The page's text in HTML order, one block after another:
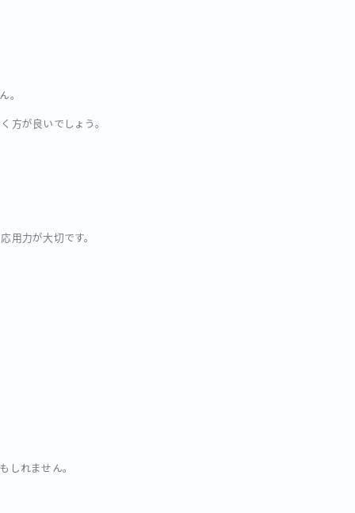
。
方が良いでしょう。
用力が大切です。
しれません。